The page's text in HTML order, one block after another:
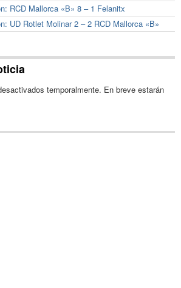
RCD Mallorca «B» 8 – 1 Felanitx
UD Rotlet Molinar 2 – 2 RCD Mallorca «B»
temporalmente. En breve estarán